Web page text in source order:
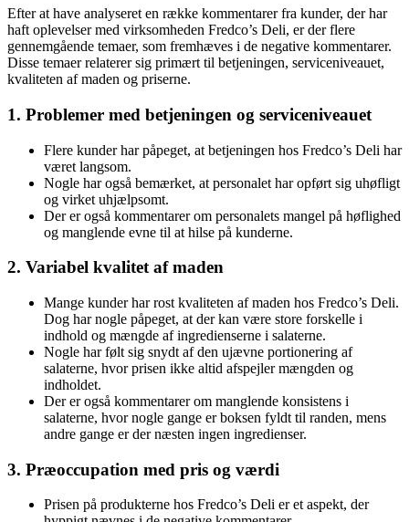
Efter at have analyseret en række kommentarer fra kunder, der har
haft oplevelser med virksomheden Fredco’s Deli, er der flere
gennemgående temaer, som fremhæves i de negative kommentarer.
Disse temaer relaterer sig primært til betjeningen, serviceniveauet,
kvaliteten af ​​maden og priserne.
1. Problemer med betjeningen og serviceniveauet
Flere kunder har påpeget, at betjeningen hos Fredco’s Deli har
været langsom.
Nogle har også bemærket, at personalet har opført sig uhøfligt
og virket uhjælpsomt.
Der er også kommentarer om personalets mangel på høflighed
og manglende evne til at hilse på kunderne.
2. Variabel kvalitet af maden
Mange kunder har rost kvaliteten af ​​maden hos Fredco’s Deli.
Dog har nogle påpeget, at der kan være store forskelle i
indhold og mængde af ingredienserne i salaterne.
Nogle har følt sig snydt af den ujævne portionering af
salaterne, hvor prisen ikke altid afspejler mængden og
indholdet.
Der er også kommentarer om manglende konsistens i
salaterne, hvor nogle gange er boksen fyldt til randen, mens
andre gange er der næsten ingen ingredienser.
3. Præoccupation med pris og værdi
Prisen på produkterne hos Fredco’s Deli er et aspekt, der